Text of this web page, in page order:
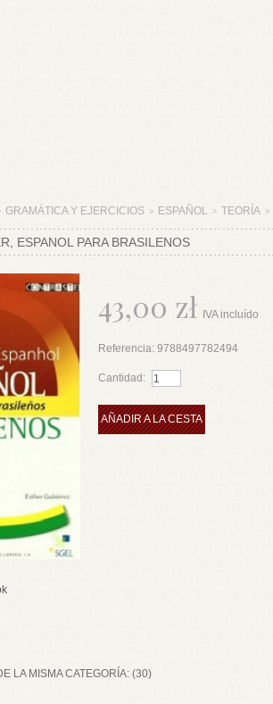
GRAMÁTICA Y EJERCICIOS > ESPAÑOL > TEORÍA >
ESPANOL PARA BRASILENOS
43,00 zł IVA incluído
Referencia: 9788497782494
Cantidad:
AÑADIR A LA CESTA
LA MISMA CATEGORÍA: (30)